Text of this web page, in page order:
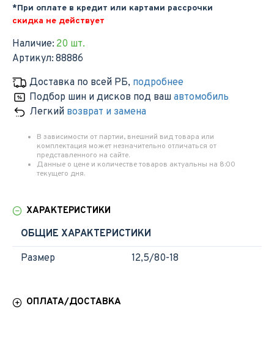
Наличие: 20 шт.
Артикул: 88886
*При оплате в кредит или картами рассрочки
скидка не действует
Доставка по всей РБ, подробнее
Подбор шин и дисков под ваш автомобиль
Легкий возврат и замена
В зависимости от партии, внешний вид товара или
комплектация может незначительно отличаться от
представленного на сайте.
Данные о цене и количестве товаров актуальны на 8:00
текущего дня.
ХАРАКТЕРИСТИКИ
ОБЩИЕ ХАРАКТЕРИСТИКИ
Размер
12,5/80-18
ОПЛАТА/ДОСТАВКА